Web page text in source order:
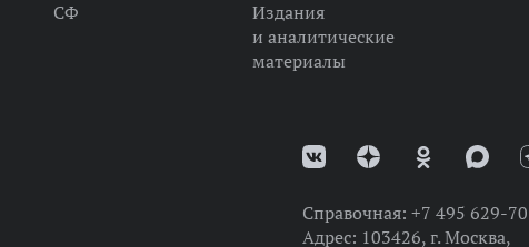
СФ
Издания
и аналитические
материалы
Справочная: +7 495 629-
Адрес: 103426, г. Москва,